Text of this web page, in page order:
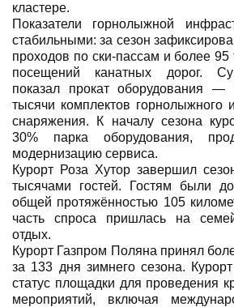
кластере.
Показатели горнолыжной
стабильными: за сезон
проходов по ски-пассам и более 95
посещений канатных дорог.
показал прокат оборудования
тысячи комплектов горнолыжного
снаряжения. К началу сезона
30% парка оборудования,
модернизацию сервиса.
Курорт Роза Хутор завершил
тысячами гостей. Гостям были
общей протяжённостью 105
часть спроса пришлась на
отдых.
Курорт Газпром Поляна принял
за 133 дня зимнего сезона.
статус площадки для проведения
мероприятий, включая